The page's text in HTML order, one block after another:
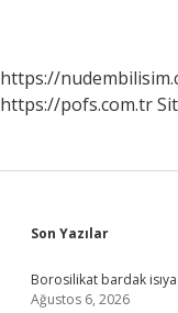
https://
https://pofs.com.tr
Sidebar
Son Yazılar
Borosilikat bardak isıya
Ağustos 6, 2026